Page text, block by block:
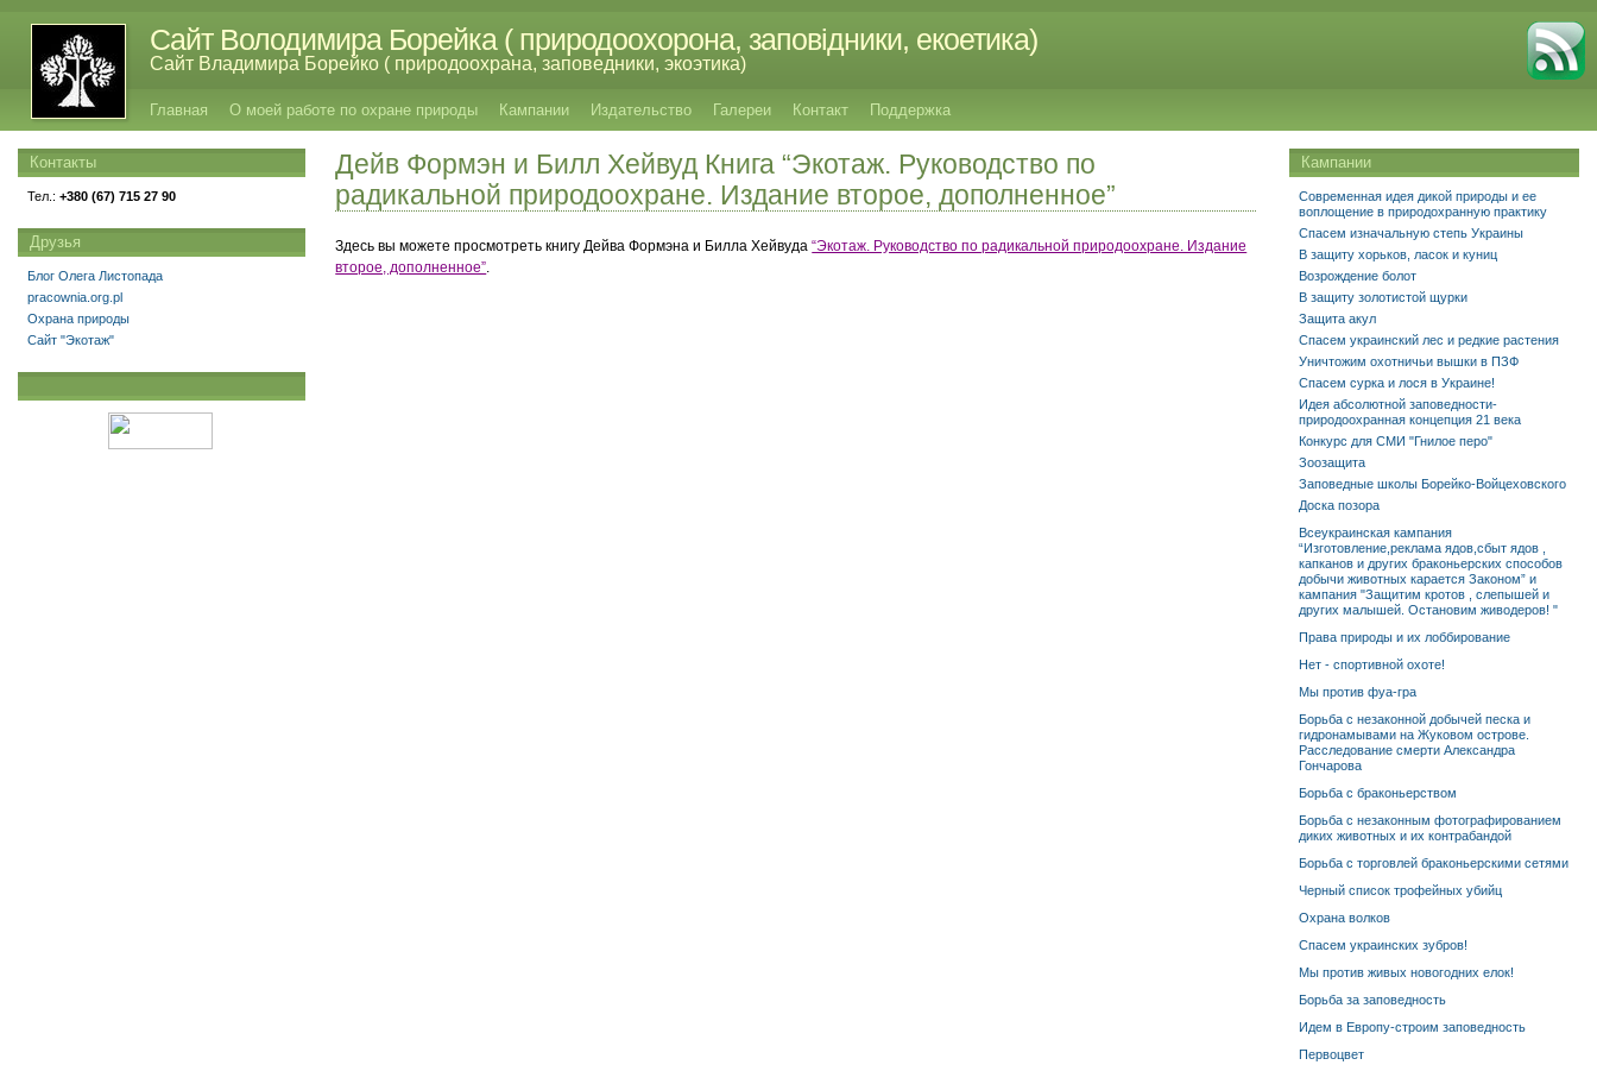
Сайт Володимира Борейка ( природоохорона, заповідники, екоетика)
Сайт Владимира Борейко ( природоохрана, заповедники, экоэтика)
Главная О моей работе по охране природы Кампании Издательство Галереи Контакт Поддержка
Дейв Формэн и Билл Хейвуд Книга “Экотаж. Руководство по
радикальной природоохране. Издание второе, дополненное”
Здесь вы можете просмотреть книгу Дейва Формэна и Билла Хейвуда“Экотаж. Руководство по радикальной природоохране. Издание
второе, дополненное”.
Кампании
Современная идея дикой природы и ее
воплощение в природохранную практику
Спасем изначальную степь Украины
В защиту хорьков, ласок и куниц
Возрождение болот
В защиту золотистой щурки
Защита акул
Спасем украинский лес и редкие растения
Уничтожим охотничьи вышки в ПЗФ
Спасем сурка и лося в Украине!
Идея абсолютной заповедности-
природоохранная концепция 21 века
Конкурс для СМИ "Гнилое перо"
Зоозащита
Заповедные школы Борейко-Войцеховского
Доска позора
Всеукраинская кампания
“Изготовление,реклама ядов,сбыт ядов ,
капканов и других браконьерских способов
добычи животных карается Законом” и
кампания "Защитим кротов , слепышей и
других малышей. Остановим живодеров! "
Права природы и их лоббирование
Нет - спортивной охоте!
Мы против фуа-гра
Борьба с незаконной добычей песка и
гидронамывами на Жуковом острове.
Расследование смерти Александра
Гончарова
Борьба с браконьерством
Борьба с незаконным фотографированием
диких животных и их контрабандой
Борьба с торговлей браконьерскими сетями
Черный список трофейных убийц
Охрана волков
Спасем украинских зубров!
Мы против живых новогодних елок!
Борьба за заповедность
Идем в Европу-строим заповедность
Первоцвет
Контакты
Тел.: +380 (67) 715 27 90
Друзья
Блог Олега Листопада
pracownia.org.pl
Охрана природы
Сайт "Экотаж"